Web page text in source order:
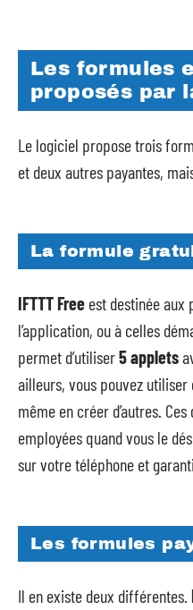
Les formules
proposés par
Le logiciel propose trois
et deux autres payantes,
La formule
IFTTT Free est destinée aux
l’application, ou à celles
permet d’utiliser5 applets
ailleurs, vous pouvez utiliser
même en créer d’autres.
employées quand vous le
sur votre téléphone et
Les formules
Il en existe deux différentes.